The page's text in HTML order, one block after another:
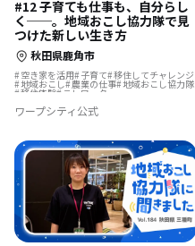
#12 子育ても仕事も、自分らし
く──。地域おこし協力隊で見
つけた新しい生き方
秋田県鹿角市
空き家を活用 子育て 移住してチャレンジ
地域おこし 農業の仕事 地域おこし協力隊
移住体験 テレワーク
ワープシティ公式